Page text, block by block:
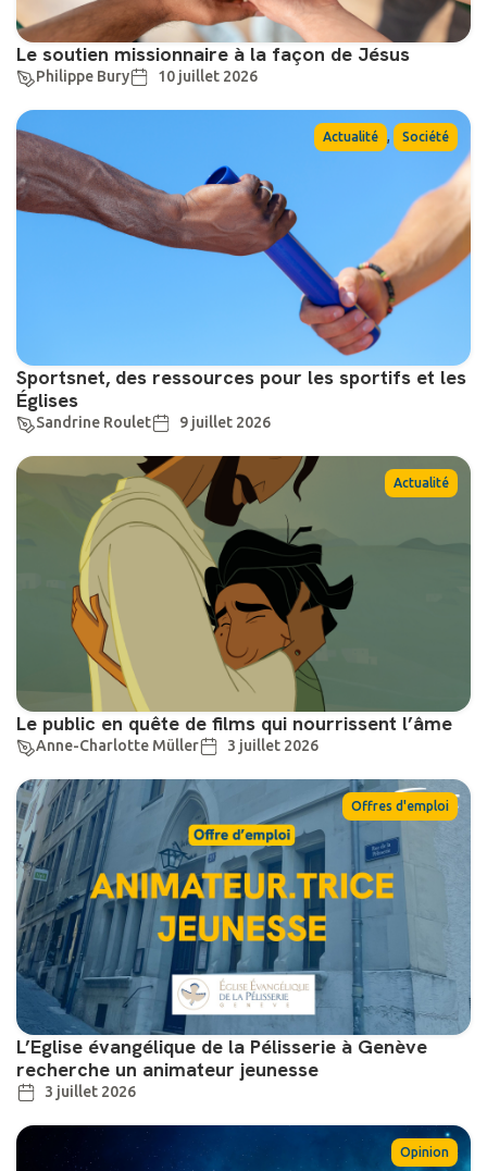
Le soutien missionnaire à la façon de Jésus
Philippe Bury 10 juillet 2026
Actualité , Société
Sportsnet, des ressources pour les sportifs et les
Églises
Sandrine Roulet 9 juillet 2026
Actualité
Le public en quête de films qui nourrissent l’âme
Anne-Charlotte Müller 3 juillet 2026
Offres d'emploi
L’Eglise évangélique de la Pélisserie à Genève
recherche un animateur jeunesse
3 juillet 2026
Opinion